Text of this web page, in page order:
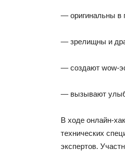
— оригинальны в
— зрелищны и
— создают wow-
— вызывают
В ходе онлайн-
технических
экспертов.